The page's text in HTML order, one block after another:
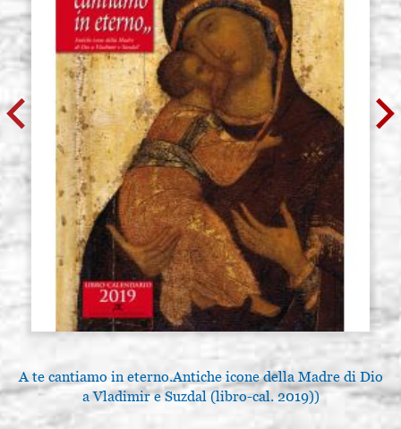
A te cantiamo in eterno.Antiche icone della Madre di Dio
a Vladimir e Suzdal (libro-cal. 2019))